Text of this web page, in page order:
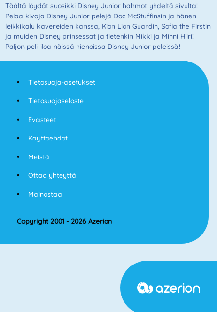
Täältä löydät suosikki Disney Junior hahmot yhdeltä sivulta!
Pelaa kivoja Disney Junior pelejä Doc McStuffinsin ja hänen
leikkikalu kavereiden kanssa, Kion Lion Guardin, Sofia the Firstin
ja muiden Disney prinsessat ja tietenkin Mikki ja Minni Hiiri!
Paljon peli-iloa näissä hienoissa Disney Junior peleissä!
Tietosuoja-asetukset
Tietosuojaseloste
Evasteet
Kayttoehdot
Meistä
Ottaa yhteyttä
Mainostaa
Copyright 2001 - 2026 Azerion